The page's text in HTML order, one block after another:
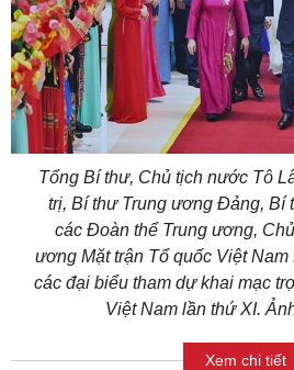
Tổng Bí thư, Chủ tịch nước Tô
trị, Bí thư Trung ương Đảng, Bí
các Đoàn thể Trung ương,
ương Mặt trận Tổ quốc Việt
các đại biểu tham dự khai mạc
Việt Nam lần thứ XI.
Xem chi tiết